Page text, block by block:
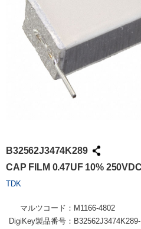
B32562J3474K289
CAP FILM 0.47UF 10%
TDK
マルツコード： M1166-4802
DigiKey製品番号：